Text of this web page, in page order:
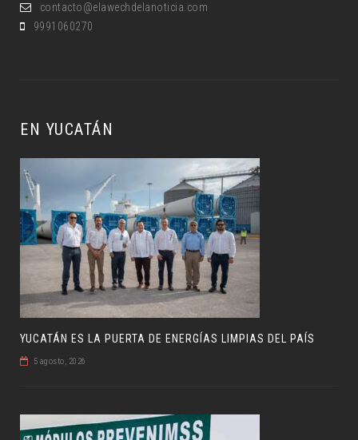
contacto@elawechdelanoticia.com
9991060270
EN YUCATÁN
YUCATÁN ES LA PUERTA DE ENERGÍAS LIMPIAS DEL PAÍS
5 agosto, 2026